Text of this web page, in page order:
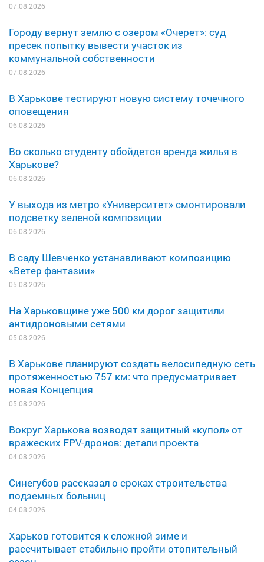
07.08.2026
Городу вернут землю с озером «Очерет»: суд
пресек попытку вывести участок из
коммунальной собственности
07.08.2026
В Харькове тестируют новую систему точечного
оповещения
06.08.2026
Во сколько студенту обойдется аренда жилья в
Харькове?
06.08.2026
У выхода из метро «Университет» смонтировали
подсветку зеленой композиции
06.08.2026
В саду Шевченко устанавливают композицию
«Ветер фантазии»
05.08.2026
На Харьковщине уже 500 км дорог защитили
антидроновыми сетями
05.08.2026
В Харькове планируют создать велосипедную сеть
протяженностью 757 км: что предусматривает
новая Концепция
05.08.2026
Вокруг Харькова возводят защитный «купол» от
вражеских FPV-дронов: детали проекта
04.08.2026
Синегубов рассказал о сроках строительства
подземных больниц
04.08.2026
Харьков готовится к сложной зиме и
рассчитывает стабильно пройти отопительный